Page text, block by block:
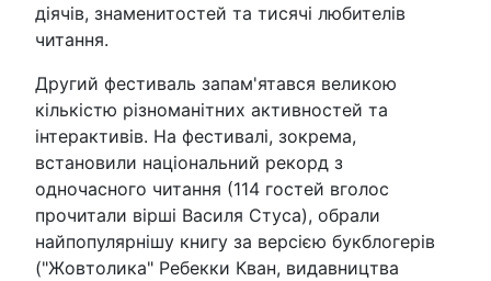
діячів, знаменитостей та тисячі любителів
читання.
Другий фестиваль запам'ятався великою
кількістю різноманітних активностей та
інтерактивів. На фестивалі, зокрема,
встановили національний рекорд з
одночасного читання (114 гостей вголос
прочитали вірші Василя Стуса), обрали
найпопулярнішу книгу за версією букблогерів
("Жовтолика" Ребекки Кван, видавництва